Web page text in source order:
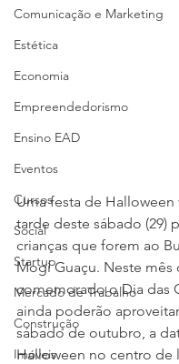
Comunicação e Marketing
Estética
Economia
Empreendedorismo
Ensino EAD
Eventos
Cursos
Social
Startup
Mercado de Trabalho
Construção
Imóveis
Uma festa de Halloween
tarde deste sábado (29)
crianças que forem ao
Mogi Guaçu. Neste mês
comemorado o Dia das
ainda poderão
sábado de outubro, a
Halloween no centro de